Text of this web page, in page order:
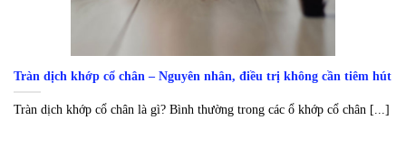
Tràn dịch khớp cổ chân – Nguyên nhân, điều trị không cần tiêm hút
Tràn dịch khớp cổ chân là gì? Bình thường trong các ổ khớp cổ chân [...]